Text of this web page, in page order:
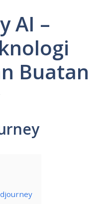
AI –
Buatan